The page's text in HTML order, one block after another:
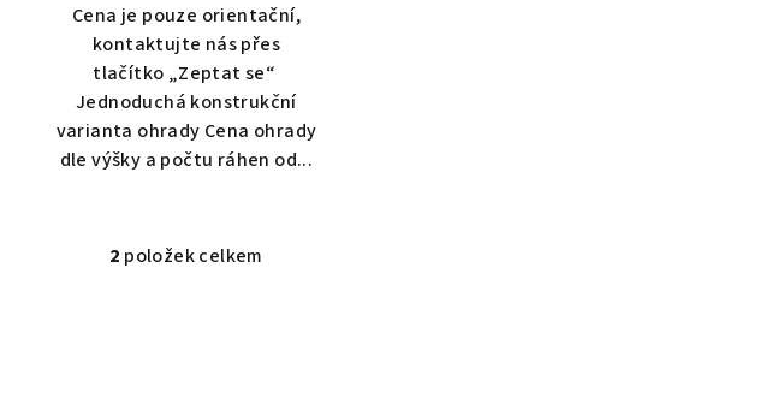
Cena je pouze orientační,
kontaktujte nás přes
tlačítko „Zeptat se“
Jednoduchá konstrukční
varianta ohrady Cena ohrady
dle výšky a počtu ráhen od...
O
2 položek celkem